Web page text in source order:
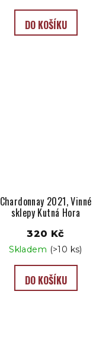
DO KOŠÍKU
Chardonnay 2021, Vinné
sklepy Kutná Hora
320 Kč
Skladem (>10 ks)
DO KOŠÍKU